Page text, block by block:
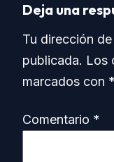
Deja una
Tu dirección
publicada. Los
marcados con *
Comentario *